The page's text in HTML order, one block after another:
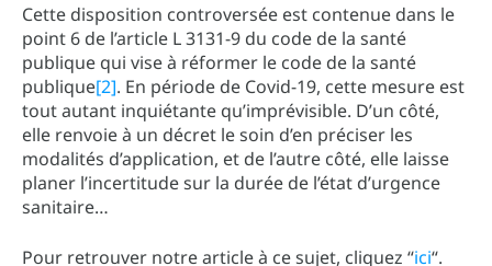
Cette disposition controversée est contenue dans le
point 6 de l’article L 3131-9 du code de la santé
publique qui vise à réformer le code de la santé
publique[2]. En période de Covid-19, cette mesure est
tout autant inquiétante qu’imprévisible. D’un côté,
elle renvoie à un décret le soin d’en préciser les
modalités d’application, et de l’autre côté, elle laisse
planer l’incertitude sur la durée de l’état d’urgence
sanitaire…
Pour retrouver notre article à ce sujet, cliquez “ici“.